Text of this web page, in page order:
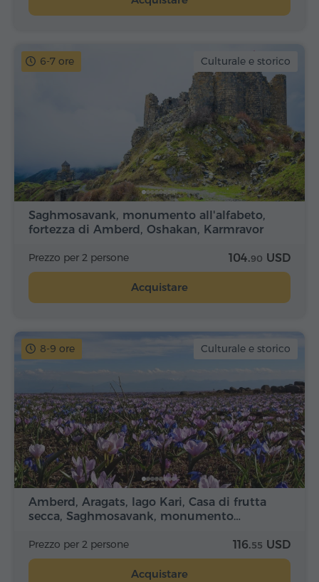
6-7 ore Culturale e storico
Saghmosavank, monumento all'alfabeto,
fortezza di Amberd, Oshakan, Karmravor
Prezzo per 2 persone 104.90 USD
Acquistare
8-9 ore Culturale e storico
Amberd, Aragats, lago Kari, Casa di frutta
secca, Saghmosavank, monumento…
Prezzo per 2 persone 116.55 USD
Acquistare